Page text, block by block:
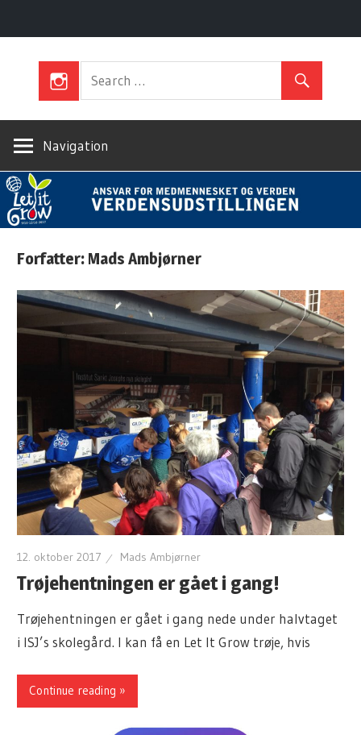
Let
It
Grow
Navigation
Forfatter: Mads Ambjørner
12. oktober 2017 Mads Ambjørner
Trøjehentningen er gået i gang!
Trøjehentningen er gået i gang nede under halvtaget
i ISJ’s skolegård. I kan få en Let It Grow trøje, hvis
Continue reading »